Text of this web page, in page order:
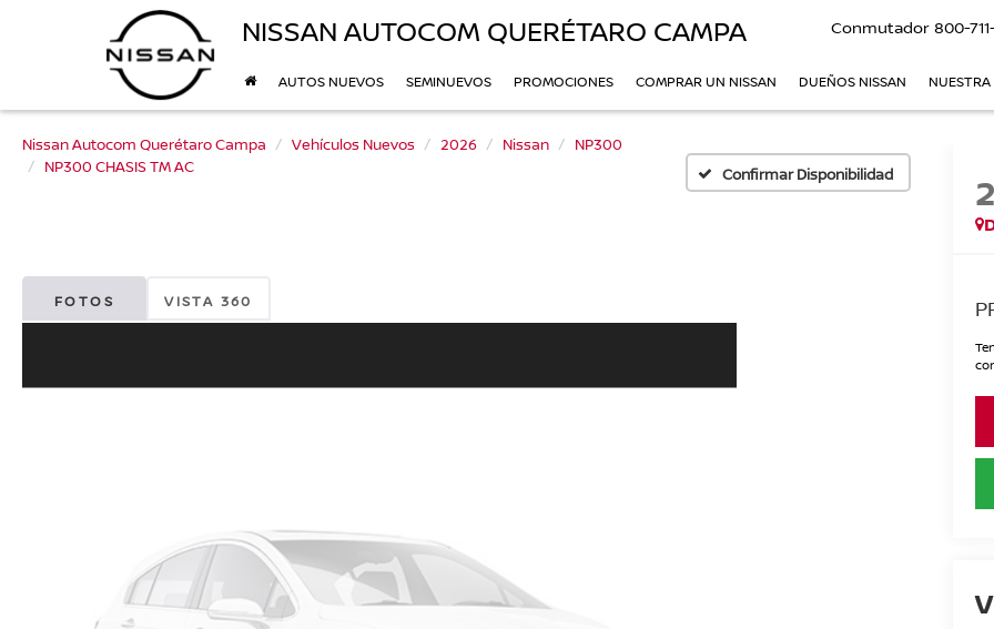
NISSAN AUTOCOM QUERÉTARO CAMPA Conmutador 800-
AUTOS NUEVOS SEMINUEVOS PROMOCIONES COMPRAR UN NISSAN DUEÑOS NISSAN
Nissan Autocom Querétaro Campa Vehículos Nuevos 2026 Nissan
NP300
NP300 CHASIS TM AC
Confirmar Disponibilidad
FOTOS VISTA 360